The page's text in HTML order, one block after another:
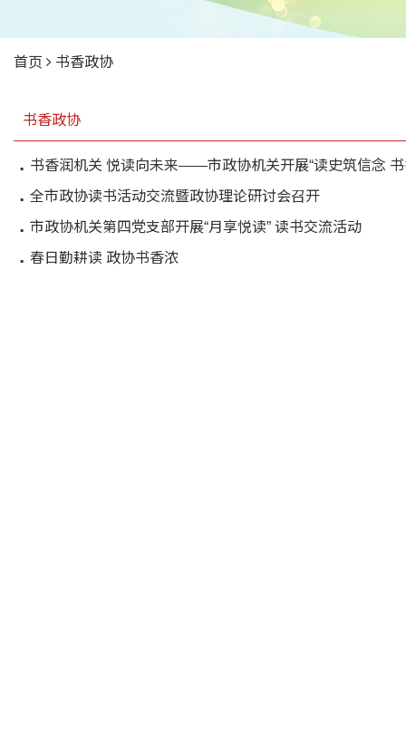
首页 书香政协
书香政协
书香润机关 悦读向未来——市政协机关开展“读史筑信念 书
全市政协读书活动交流暨政协理论研讨会召开
市政协机关第四党支部开展“月享悦读” 读书交流活动
春日勤耕读 政协书香浓